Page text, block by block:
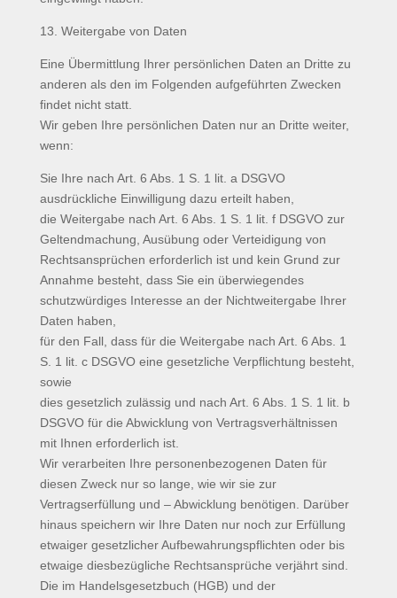
13. Weitergabe von Daten
Eine Übermittlung Ihrer persönlichen Daten an Dritte zu
anderen als den im Folgenden aufgeführten Zwecken
findet nicht statt.
Wir geben Ihre persönlichen Daten nur an Dritte weiter,
wenn:
Sie Ihre nach Art. 6 Abs. 1 S. 1 lit. a DSGVO
ausdrückliche Einwilligung dazu erteilt haben,
die Weitergabe nach Art. 6 Abs. 1 S. 1 lit. f DSGVO zur
Geltendmachung, Ausübung oder Verteidigung von
Rechtsansprüchen erforderlich ist und kein Grund zur
Annahme besteht, dass Sie ein überwiegendes
schutzwürdiges Interesse an der Nichtweitergabe Ihrer
Daten haben,
für den Fall, dass für die Weitergabe nach Art. 6 Abs. 1
S. 1 lit. c DSGVO eine gesetzliche Verpflichtung besteht,
sowie
dies gesetzlich zulässig und nach Art. 6 Abs. 1 S. 1 lit. b
DSGVO für die Abwicklung von Vertragsverhältnissen
mit Ihnen erforderlich ist.
Wir verarbeiten Ihre personenbezogenen Daten für
diesen Zweck nur so lange, wie wir sie zur
Vertragserfüllung und – Abwicklung benötigen. Darüber
hinaus speichern wir Ihre Daten nur noch zur Erfüllung
etwaiger gesetzlicher Aufbewahrungspflichten oder bis
etwaige diesbezügliche Rechtsansprüche verjährt sind.
Die im Handelsgesetzbuch (HGB) und der